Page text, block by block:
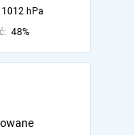
1012 hPa
48%